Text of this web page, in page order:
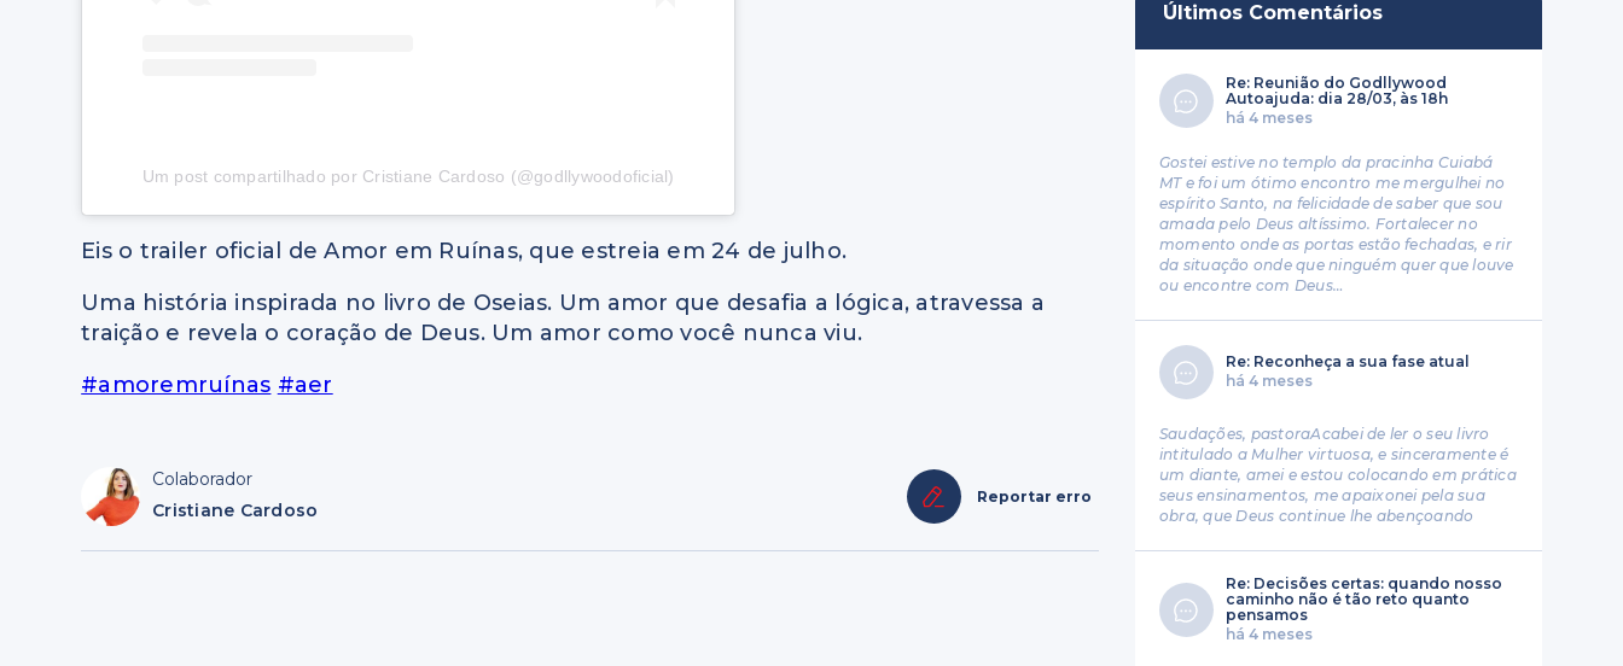
Um post compartilhado por Cristiane Cardoso (@godllywoodoficial)
Eis o trailer oficial de Amor em Ruínas, que estreia em 24 de julho.
Uma história inspirada no livro de Oseias. Um amor que desafia a lógica, atravessa a
traição e revela o coração de Deus. Um amor como você nunca viu.
#amoremruínas #aer
Colaborador
Cristiane Cardoso
Reportar erro
Últimos Comentários
Re: Reunião do Godllywood
Autoajuda: dia 28/03, às 18h
há 4 meses
Gostei estive no templo da pracinha Cuiabá
MT e foi um ótimo encontro me mergulhei no
espírito Santo, na felicidade de saber que sou
amada pelo Deus altíssimo. Fortalecer no
momento onde as portas estão fechadas, e rir
da situação onde que ninguém quer que louve
ou encontre com Deus…
Re: Reconheça a sua fase atual
há 4 meses
Saudações, pastoraAcabei de ler o seu livro
intitulado a Mulher virtuosa, e sinceramente é
um diante, amei e estou colocando em prática
seus ensinamentos, me apaixonei pela sua
obra, que Deus continue lhe abençoando
Re: Decisões certas: quando nosso
caminho não é tão reto quanto
pensamos
há 4 meses